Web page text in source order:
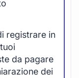
registrare in
da pagare
dei